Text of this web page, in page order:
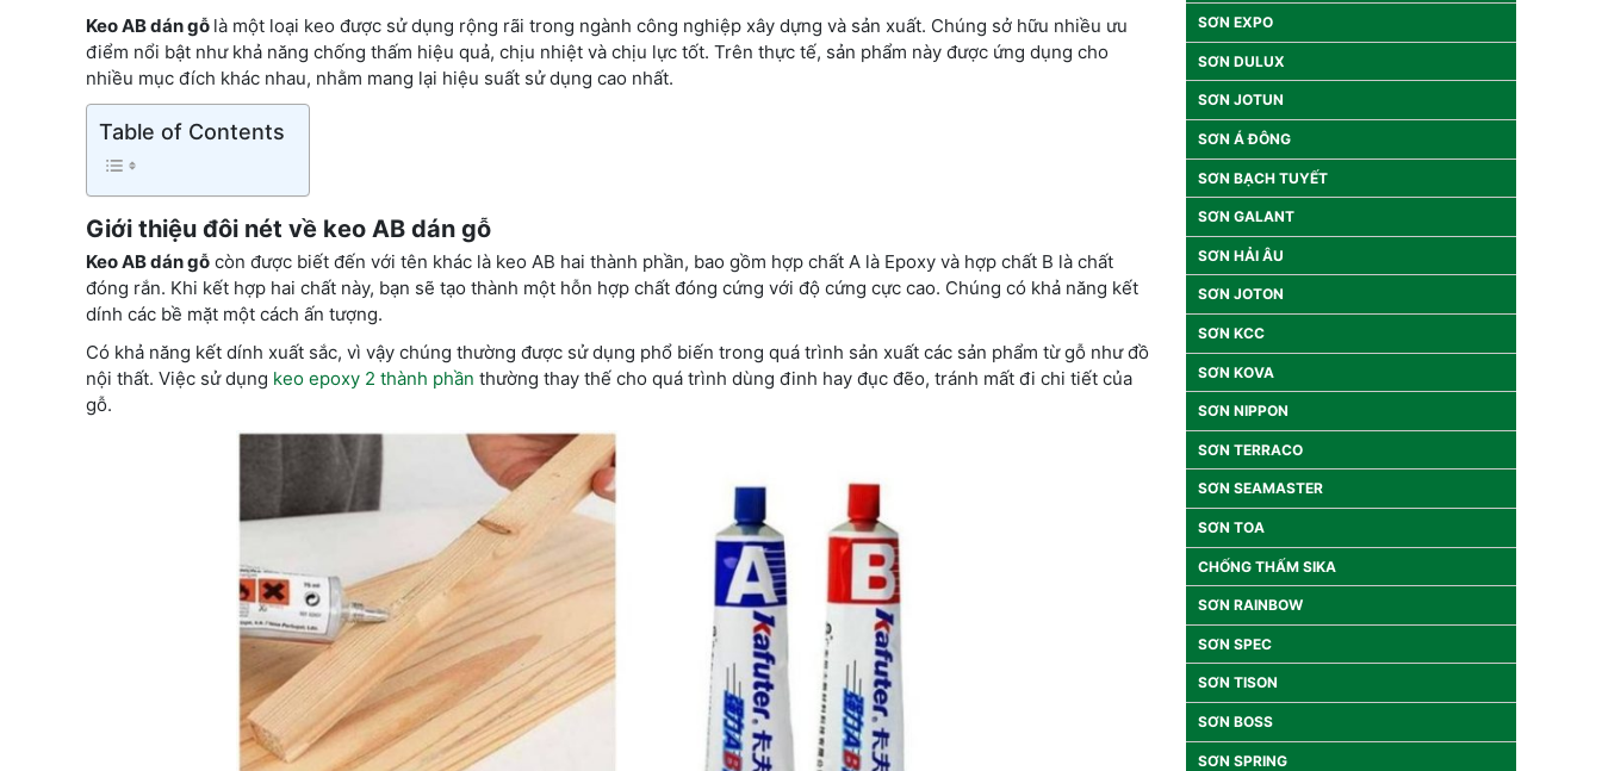
Keo AB dán gỗ là một loại keo được sử dụng rộng rãi trong ngành công nghiệp xây dựng và sản xuất. Chúng sở hữu nhiều ưu
điểm nổi bật như khả năng chống thấm hiệu quả, chịu nhiệt và chịu lực tốt. Trên thực tế, sản phẩm này được ứng dụng cho
nhiều mục đích khác nhau, nhằm mang lại hiệu suất sử dụng cao nhất.
Table of Contents
Giới thiệu đôi nét về keo AB dán gỗ
Keo AB dán gỗ còn được biết đến với tên khác là keo AB hai thành phần, bao gồm hợp chất A là Epoxy và hợp chất B là chất
đóng rắn. Khi kết hợp hai chất này, bạn sẽ tạo thành một hỗn hợp chất đóng cứng với độ cứng cực cao. Chúng có khả năng kết
dính các bề mặt một cách ấn tượng.
Có khả năng kết dính xuất sắc, vì vậy chúng thường được sử dụng phổ biến trong quá trình sản xuất các sản phẩm từ gỗ như đồ
nội thất. Việc sử dụng keo epoxy 2 thành phần thường thay thế cho quá trình dùng đinh hay đục đẽo, tránh mất đi chi tiết của
gỗ.
SƠN EXPO
SƠN DULUX
SƠN JOTUN
SƠN Á ĐÔNG
SƠN BẠCH TUYẾT
SƠN GALANT
SƠN HẢI ÂU
SƠN JOTON
SƠN KCC
SƠN KOVA
SƠN NIPPON
SƠN TERRACO
SƠN SEAMASTER
SƠN TOA
CHỐNG THẤM SIKA
SƠN RAINBOW
SƠN SPEC
SƠN TISON
SƠN BOSS
SƠN SPRING